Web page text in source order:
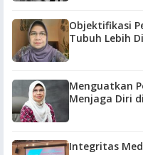
Objektifikasi
Tubuh Lebih
Menguatkan
Menjaga Diri
Integritas